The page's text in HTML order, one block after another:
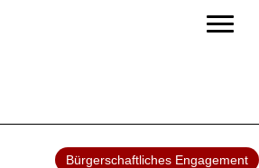
Bürgerschaftliches Engagement